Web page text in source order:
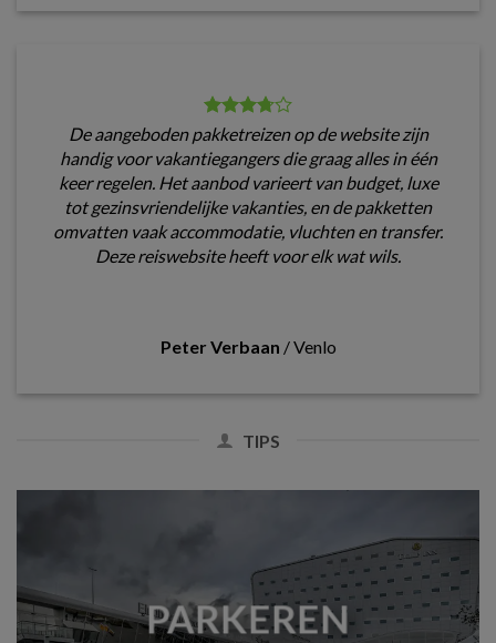
De aangeboden pakketreizen op de website zijn
handig voor vakantiegangers die graag alles in één
keer regelen. Het aanbod varieert van budget, luxe
tot gezinsvriendelijke vakanties, en de pakketten
omvatten vaak accommodatie, vluchten en transfer.
Deze reiswebsite heeft voor elk wat wils.
Peter Verbaan /Venlo
TIPS
PARKEREN